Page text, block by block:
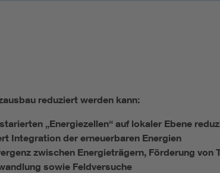
reduziert werden kann:
„Energiezellen“ auf lokaler Ebene
Integration der erneuerbaren Energien
zwischen Energieträgern, Förderung von
sowie Feldversuche